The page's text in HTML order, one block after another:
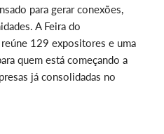
para gerar conexões,
A Feira do
129 expositores e uma
quem está começando a
já consolidadas no